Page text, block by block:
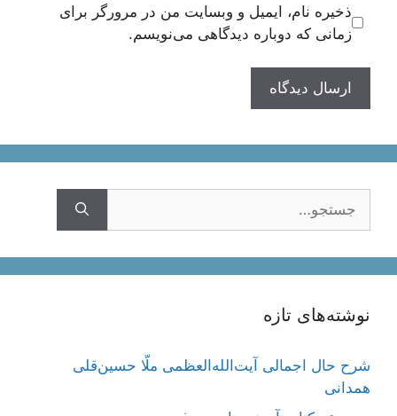
ذخیره نام، ایمیل و وبسایت من در مرورگر برای
زمانی که دوباره دیدگاهی می‌نویسم.
نوشته‌های تازه
شرح حال اجمالی آیت‌الله‌العظمی ملّا حسین‌قلی
همدانی